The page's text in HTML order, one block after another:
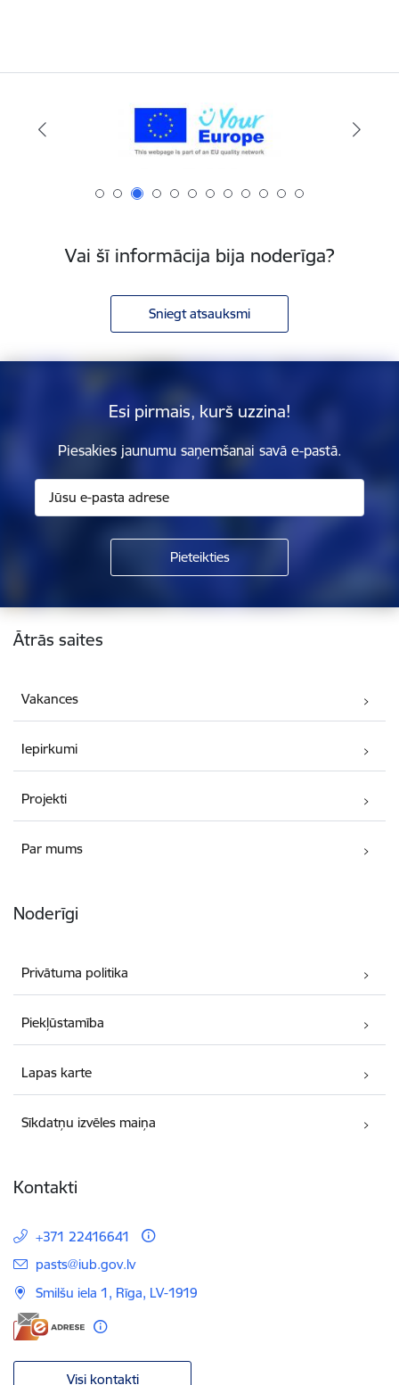
Vai šī informācija bija noderīga?
Sniegt atsauksmi
Esi pirmais, kurš uzzina!
Piesakies jaunumu saņemšanai savā e-pastā.
Kājene
Ātrās saites
Vakances
Iepirkumi
Projekti
Par mums
Noderīgi
Privātuma politika
Piekļūstamība
Lapas karte
Sīkdatņu izvēles maiņa
Kontakti
+371 22416641
E-pasts:
pasts@iub.gov.lv
Smilšu iela 1, Rīga, LV-1919
Visi kontakti